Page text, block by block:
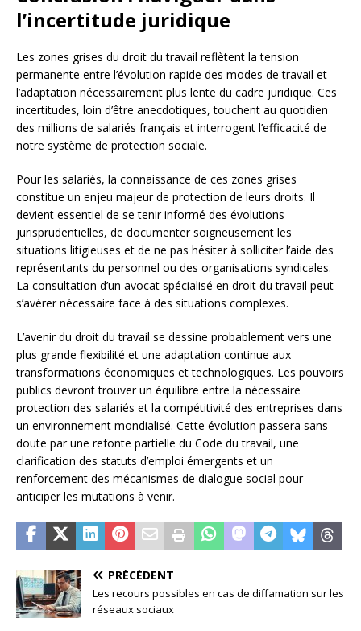
l’incertitude juridique
Les zones grises du droit du travail reflètent la tension
permanente entre l’évolution rapide des modes de travail et
l’adaptation nécessairement plus lente du cadre juridique. Ces
incertitudes, loin d’être anecdotiques, touchent au quotidien
des millions de salariés français et interrogent l’efficacité de
notre système de protection sociale.
Pour les salariés, la connaissance de ces zones grises
constitue un enjeu majeur de protection de leurs droits. Il
devient essentiel de se tenir informé des évolutions
jurisprudentielles, de documenter soigneusement les
situations litigieuses et de ne pas hésiter à solliciter l’aide des
représentants du personnel ou des organisations syndicales.
La consultation d’un avocat spécialisé en droit du travail peut
s’avérer nécessaire face à des situations complexes.
L’avenir du droit du travail se dessine probablement vers une
plus grande flexibilité et une adaptation continue aux
transformations économiques et technologiques. Les pouvoirs
publics devront trouver un équilibre entre la nécessaire
protection des salariés et la compétitivité des entreprises dans
un environnement mondialisé. Cette évolution passera sans
doute par une refonte partielle du Code du travail, une
clarification des statuts d’emploi émergents et un
renforcement des mécanismes de dialogue social pour
anticiper les mutations à venir.
PRÉCÉDENT
Les recours possibles en cas de diffamation sur les
réseaux sociaux